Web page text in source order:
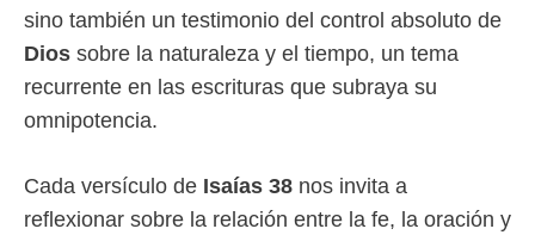
sino también un testimonio del control absoluto de
Dios sobre la naturaleza y el tiempo, un tema
recurrente en las escrituras que subraya su
omnipotencia.
Cada versículo de Isaías 38 nos invita a
reflexionar sobre la relación entre la fe, la oración y